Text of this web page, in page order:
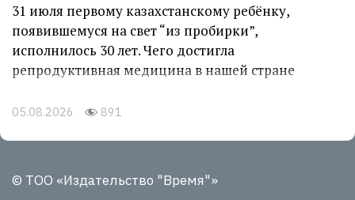
31 июля первому казахстанскому ребёнку,
появившемуся на свет “из пробирки”,
исполнилось 30 лет. Чего достигла
репродуктивная медицина в нашей стране
05.08.2026 891
© ТОО «Издательство "Время"»